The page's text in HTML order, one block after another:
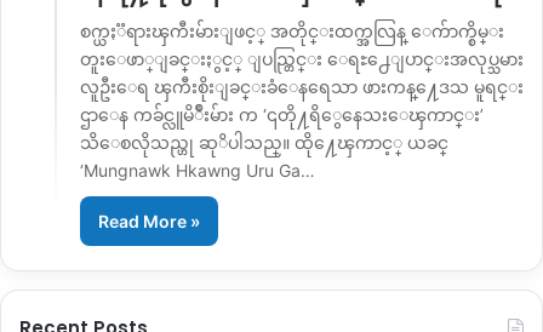
စက္ယႏၱရားၾကီးမ်ားျဖင့္ အတိုင္းထက္အလြန္ ေက်ာက္စိမ္း
တူးေဖာ္ျခင္းႏွင့္ ျပည္တြင္း ေရႊ႕ေျပာင္းအလုပ္သမား
လူဦးေရ ၾကီးစိုးျခင္းခံေနရေသာ ဖားကန္႔ေဒသ မူရင္း
ဌာေန ကခ်င္လူမိ်ဳးမ်ား က ‘၎တို႔ရိွေနေသးေၾကာင္း’
သိေစလိုသည္ဟု ဆုိပါသည္။ ထို႔ေၾကာင့္ ယခင္
‘Mungnawk Hkawng Uru Ga…
Read More »